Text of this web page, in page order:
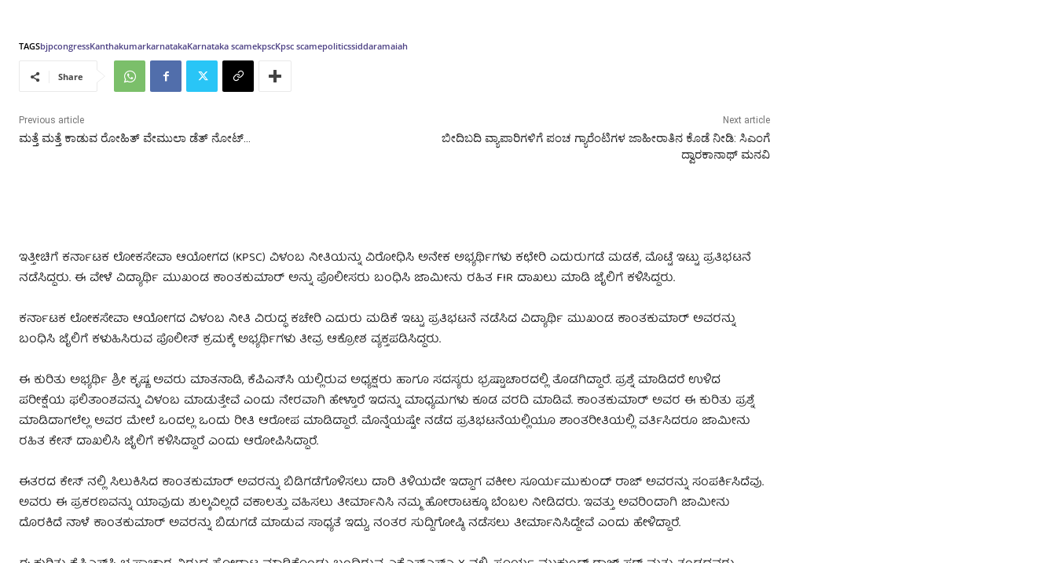
TAGSbjpcongressKanthakumarkarnatakaKarnataka scamekpscKpsc scamepoliticssiddaramaiah
Share
Previous article
ಮತ್ತೆ ಮತ್ತೆ ಕಾಡುವ ರೋಹಿತ್ ವೇಮುಲಾ ಡೆತ್ ನೋಟ್…
Next article
ಬೀದಿಬದಿ ವ್ಯಾಪಾರಿಗಳಿಗೆ ಪಂಚ ಗ್ಯಾರೆಂಟಿಗಳ ಜಾಹೀರಾತಿನ ಕೊಡೆ ನೀಡಿ: ಸಿಎಂಗೆ
ದ್ವಾರಕಾನಾಥ್ ಮನವಿ
ಇತ್ತೀಚಿಗೆ ಕರ್ನಾಟಕ ಲೋಕಸೇವಾ ಆಯೋಗದ (KPSC) ವಿಳಂಬ ನೀತಿಯನ್ನು ವಿರೋಧಿಸಿ ಅನೇಕ ಅಭ್ಯರ್ಥಿಗಳು ಕಛೇರಿ ಎದುರುಗಡೆ ಮಡಕೆ, ಮೊಟ್ಟೆ ಇಟ್ಟು ಪ್ರತಿಭಟನೆ
ನಡೆಸಿದ್ದರು. ಈ ವೇಳೆ ವಿದ್ಯಾರ್ಥಿ ಮುಖಂಡ ಕಾಂತಕುಮಾರ್ ಅನ್ನು ಪೊಲೀಸರು ಬಂಧಿಸಿ ಜಾಮೀನು ರಹಿತ FIR ದಾಖಲು ಮಾಡಿ ಜೈಲಿಗೆ ಕಳಿಸಿದ್ದರು.
ಕರ್ನಾಟಕ ಲೋಕಸೇವಾ ಆಯೋಗದ ವಿಳಂಬ ನೀತಿ ವಿರುದ್ಧ ಕಚೇರಿ ಎದುರು ಮಡಿಕೆ ಇಟ್ಟು ಪ್ರತಿಭಟನೆ ನಡೆಸಿದ ವಿದ್ಯಾರ್ಥಿ ಮುಖಂಡ ಕಾಂತಕುಮಾ‌ರ್ ಅವರನ್ನು
ಬಂಧಿಸಿ ಜೈಲಿಗೆ ಕಳುಹಿಸಿರುವ ಪೊಲೀಸ್‌ ಕ್ರಮಕ್ಕೆ ಅಭ್ಯರ್ಥಿಗಳು ತೀವ್ರ ಆಕ್ರೋಶ ವ್ಯಕ್ತಪಡಿಸಿದ್ದರು.
ಈ ಕುರಿತು ಅಭ್ಯರ್ಥಿ ಶ್ರೀ ಕೃಷ್ಣ ಅವರು ಮಾತನಾಡಿ, ಕೆಪಿಎಸ್‌ಸಿ ಯಲ್ಲಿರುವ ಅಧ್ಯಕ್ಷರು ಹಾಗೂ ಸದಸ್ಯರು ಭ್ರಷ್ಟಾಚಾರದಲ್ಲಿ ತೊಡಗಿದ್ದಾರೆ. ಪ್ರಶ್ನೆ ಮಾಡಿದರೆ ಉಳಿದ
ಪರೀಕ್ಷೆಯ ಫಲಿತಾಂಶವನ್ನು ವಿಳಂಬ ಮಾಡುತ್ತೇವೆ ಎಂದು ನೇರವಾಗಿ ಹೇಳ್ತಾರೆ ಇದನ್ನು ಮಾಧ್ಯಮಗಳು ಕೂಡ ವರದಿ ಮಾಡಿವೆ. ಕಾಂತಕುಮಾರ್ ಅವರ ಈ ಕುರಿತು ಪ್ರಶ್ನೆ
ಮಾಡಿದಾಗಲೆಲ್ಲ ಅವರ ಮೇಲೆ ಒಂದಲ್ಲ ಒಂದು ರೀತಿ ಆರೋಪ ಮಾಡಿದ್ದಾರೆ. ಮೊನ್ನೆಯಷ್ಟೇ ನಡೆದ ಪ್ರತಿಭಟನೆಯಲ್ಲಿಯೂ ಶಾಂತರೀತಿಯಲ್ಲಿ ವರ್ತಿಸಿದರೂ ಜಾಮೀನು
ರಹಿತ ಕೇಸ್ ದಾಖಲಿಸಿ ಜೈಲಿಗೆ ಕಳಿಸಿದ್ದಾರೆ ಎಂದು ಆರೋಪಿಸಿದ್ದಾರೆ.
ಈತರದ ಕೇಸ್ ನಲ್ಲಿ ಸಿಲುಕಿಸಿದ ಕಾಂತಕುಮಾರ್ ಅವರನ್ನು ಬಿಡಿಗಡೆಗೊಳಿಸಲು ದಾರಿ ತಿಳಿಯದೇ ಇದ್ದಾಗ ವಕೀಲ ಸೂರ್ಯಮುಕುಂದ್ ರಾಜ್ ಅವರನ್ನು ಸಂಪರ್ಕಿಸಿದೆವು.
ಅವರು ಈ ಪ್ರಕರಣವನ್ನು ಯಾವುದು ಶುಲ್ಕವಿಲ್ಲದೆ ವಕಾಲತ್ತು ವಹಿಸಲು ತೀರ್ಮಾನಿಸಿ ನಮ್ಮ ಹೋರಾಟಕ್ಕೂ ಬೆಂಬಲ ನೀಡಿದರು. ಇವತ್ತು ಅವರಿಂದಾಗಿ ಜಾಮೀನು
ದೊರಕಿದೆ ನಾಳೆ ಕಾಂತಕುಮಾರ್ ಅವರನ್ನು ಬಿಡುಗಡೆ ಮಾಡುವ ಸಾಧ್ಯತೆ ಇದ್ದು, ನಂತರ ಸುದ್ದಿಗೋಷ್ಠಿ ನಡೆಸಲು ತೀರ್ಮಾನಿಸಿದ್ದೇವೆ ಎಂದು ಹೇಳಿದ್ದಾರೆ.